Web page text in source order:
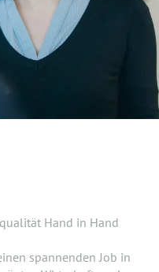
Hand in Hand
spannenden Job in